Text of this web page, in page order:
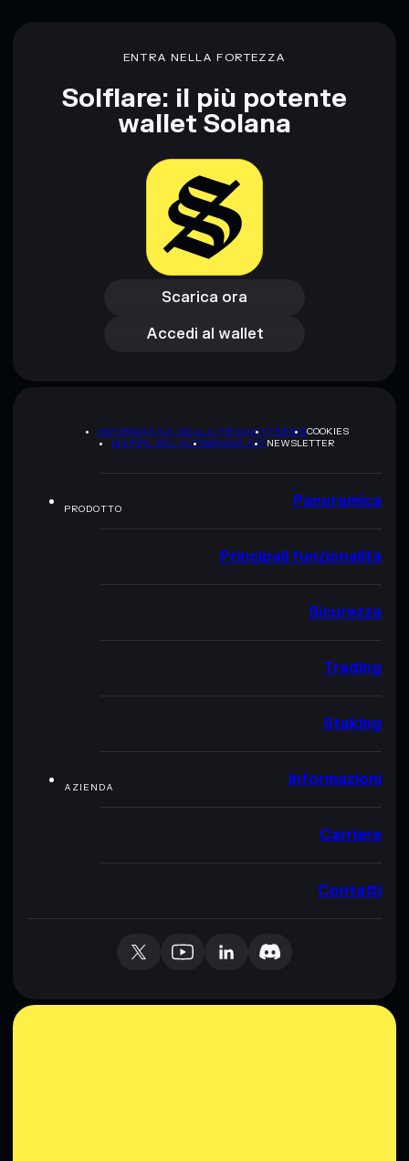
ENTRA NELLA FORTEZZA
Solflare: il più potente
wallet Solana
Scarica ora
Scarica ora
Accedi al wallet
Accedi al wallet
INFORMATIVA SULLA PRIVACYTERMSCOOKIES
MAPPA DEL SITOBRAND KITNEWSLETTER
PRODOTTO Panoramica
Principali funzionalità
Sicurezza
Trading
Staking
AZIENDA Informazioni
Carriere
Contatti